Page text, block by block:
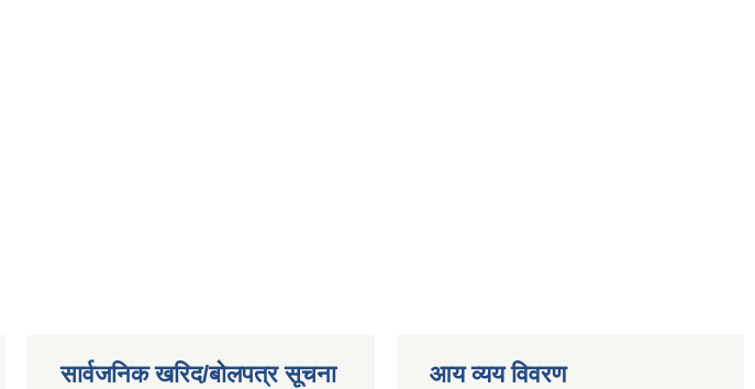
सार्वजनिक खरिद/बोलपत्र सूचना आय व्यय विवरण